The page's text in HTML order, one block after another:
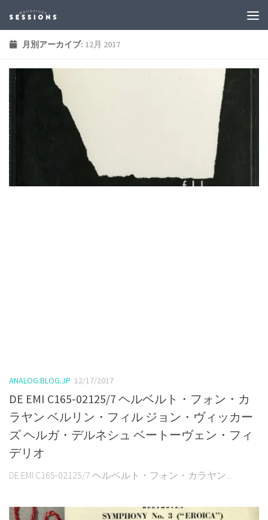
月別アーカイブ: 12月 2017
ANALOG.BLOG.JP 12/17/2017
DE EMI C165-02125/7 ヘルベルト・フォン・カ
ラヤン ベルリン・フィル ジョン・ヴィッカー
ズ ヘルガ・デルネシュ ベートーヴェン・フィ
デリオ
DE EMI C165-02125/7 ヘルベルト・フォン・カラヤン...